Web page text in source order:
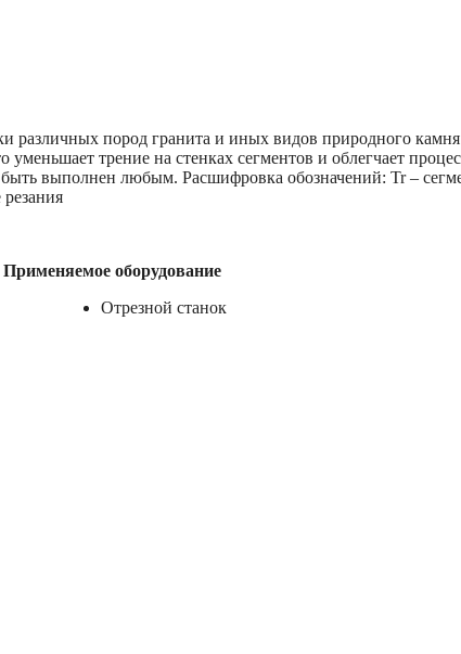
различных пород гранита и иных видов природного
трение на стенках сегментов и облегчает
выполнен любым. Расшифровка обозначений: Tr –
Применяемое оборудование
Отрезной станок